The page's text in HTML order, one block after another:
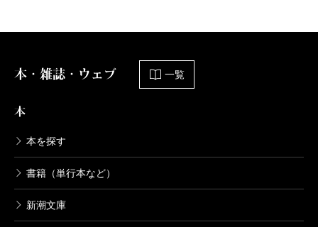
本・雑誌・ウェブ 一覧
本
本を探す
書籍（単行本など）
新潮文庫